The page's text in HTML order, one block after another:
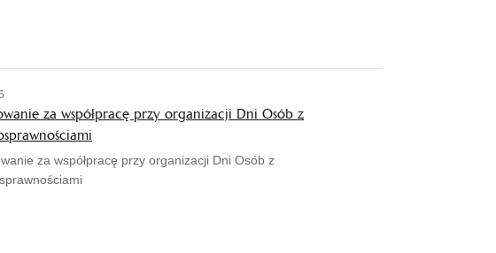
za współpracę przy organizacji Dni Osób z
za współpracę przy organizacji Dni Osób z